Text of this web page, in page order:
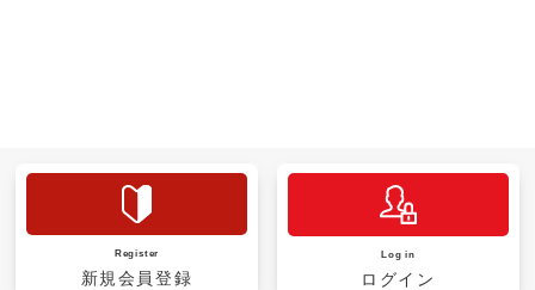
Register
新規会員登録
Log in
ログイン